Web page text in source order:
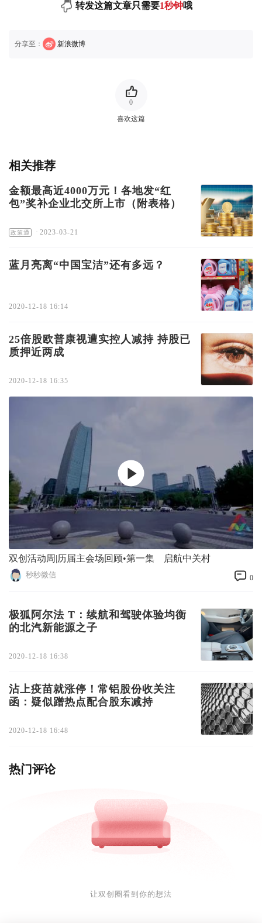
转发这篇文章只需要1秒钟哦
分享至： 新浪微博
喜欢这篇
0
相关推荐
金额最高近4000万元！各地发“红
包”奖补企业北交所上市（附表格）
政策通 · 2023-03-21
蓝月亮离“中国宝洁”还有多远？
2020-12-18 16:14
25倍股欧普康视遭实控人减持 持股已
质押近两成
2020-12-18 16:35
双创活动周|历届主会场回顾•第一集 启航中关村
秒秒微信 0
极狐阿尔法 T：续航和驾驶体验均衡
的北汽新能源之子
2020-12-18 16:38
沾上疫苗就涨停！常铝股份收关注
函：疑似蹭热点配合股东减持
2020-12-18 16:48
热门评论
让双创圈看到你的想法